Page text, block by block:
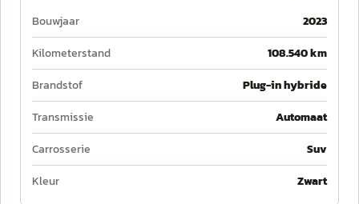
Bouwjaar
2023
Kilometerstand
108.540 km
Brandstof
Plug-in hybride
Transmissie
Automaat
Carrosserie
Suv
Kleur
Zwart